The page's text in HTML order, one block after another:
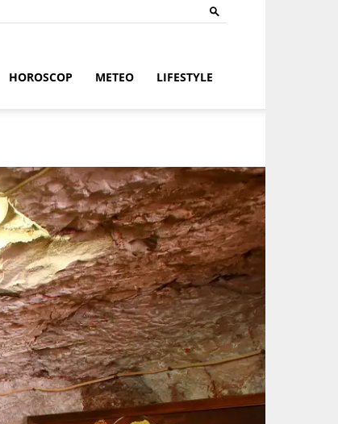
HOROSCOP METEO LIFESTYLE